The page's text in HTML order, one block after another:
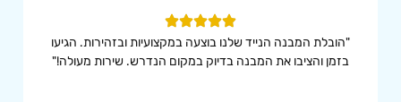
"הובלת המבנה הנייד שלנו בוצעה במקצועיות ובזהירות. הגיעו
בזמן והציבו את המבנה בדיוק במקום הנדרש. שירות מעולה!"